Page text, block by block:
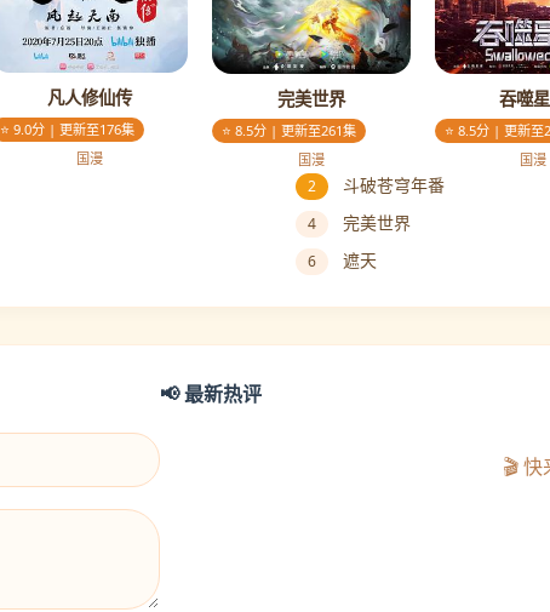
凡人修仙传
⭐ 9.0分 | 更新至176集
国漫
完美世界
⭐ 8.5分 | 更新至261集
国漫
吞噬
⭐ 8.5分 | 更新至
国漫
2 斗破苍穹年番
4 完美世界
6 遮天
📢 最新热评
🎬